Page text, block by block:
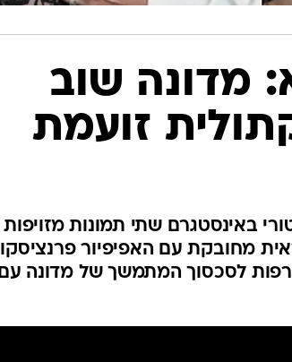
מדונה שוב
זועמת
באינסטגרם שתי תמונות מזויפות
מחובקת עם האפיפיור
לסכסוך המתמשך של מדונה